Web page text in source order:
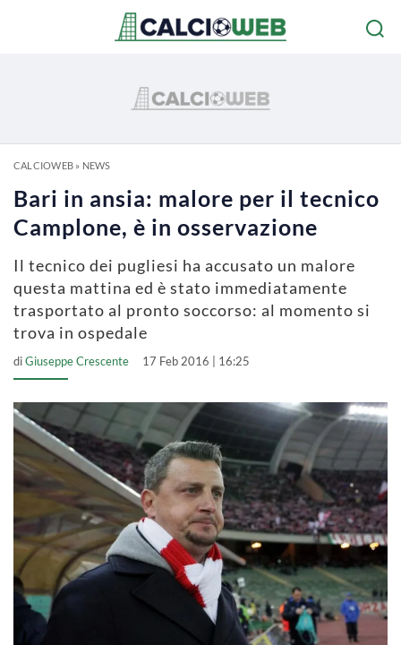
CALCIOWEB» NEWS
Bari in ansia: malore per il tecnico
Camplone, è in osservazione
Il tecnico dei pugliesi ha accusato un malore
questa mattina ed è stato immediatamente
trasportato al pronto soccorso: al momento si
trova in ospedale
diGiuseppe Crescente 17 Feb 2016 | 16:25